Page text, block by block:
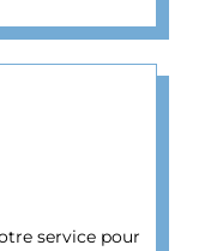
service pour